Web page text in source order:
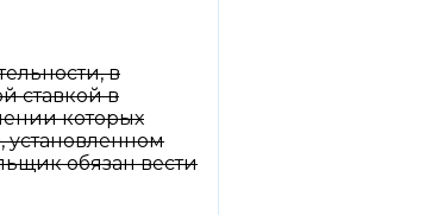
в
ставкой в
которых
установленном
обязан вести